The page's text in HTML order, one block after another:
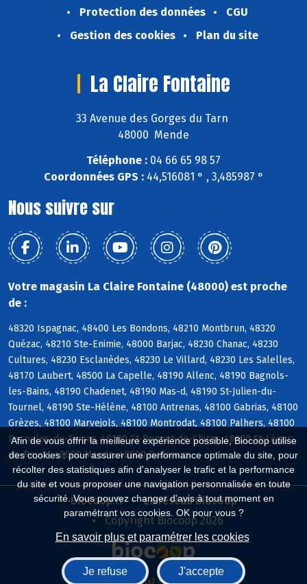
Afin de vous offrir la meilleure expérience possible, Biocoop utilise
des cookies : pour assurer une performance optimale du site, pour
récolter des statistiques afin d'analyser le trafic et la performance
du site et vous proposer une navigation personnalisée en toute
sécurité. Vous pouvez changer d'avis à tout moment en
paramétrant vos cookies. OK pour vous ?
En savoir plus et paramétrer les cookies
Je refuse J'accepte
Protection des données
CGU
Gestion des cookies
Plan du site
La Claire Fontaine
33 Avenue des Gorges du Tarn
48000 Mende
Téléphone : 04 66 65 98 57
Coordonnées GPS :44,516081 ° , 3,485987 °
Nous suivre sur
Votre magasin La Claire Fontaine (48000) est proche
de :
48320 Ispagnac, 48400 Les Bondons, 48210 Montbrun, 48320
Quézac, 48210 Ste-Enimie, 48000 Barjac, 48230 Chanac, 48230
Cultures, 48230 Esclanèdes, 48230 Le Villard, 48230 Les Salelles,
48170 Laubert, 48500 La Capelle, 48190 Allenc, 48190 Bagnols-
les-Bains, 48190 Chadenet, 48190 Mas-d, 48190 St-Julien-du-
Tournel, 48190 Ste-Hélène, 48100 Antrenas, 48100 Gabrias, 48100
Grèzes, 48100 Marvejols, 48100 Montrodat, 48100 Palhers, 48100
Recoules-de-Fumas, 48100 St-Bonnet-de-Chirac, 48100 St-Léger-
de-Peyre, 48000 Mende, 48000 Badaroux
Biocoop.fr
Le réseau Biocoop
Copyright Biocoop 2026